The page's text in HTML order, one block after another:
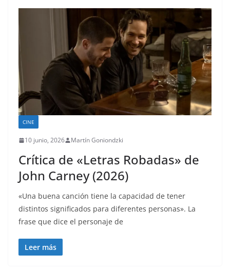
CINE
10 junio, 2026 Martín Goniondzki
Crítica de «Letras Robadas» de
John Carney (2026)
«Una buena canción tiene la capacidad de tener
distintos significados para diferentes personas». La
frase que dice el personaje de
Leer más